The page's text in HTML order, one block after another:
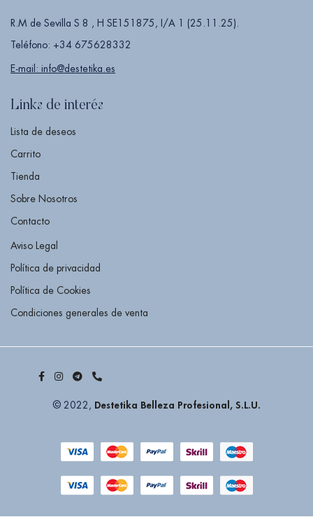
R.M de Sevilla S 8 , H SE151875, I/A 1 (25.11.25).
Teléfono: +34 675628332
E-mail: info@destetika.es
Links de interés
Lista de deseos
Carrito
Tienda
Sobre Nosotros
Contacto
Aviso Legal
Política de privacidad
Política de Cookies
Condiciones generales de venta
© 2022, Destetika Belleza Profesional, S.L.U.